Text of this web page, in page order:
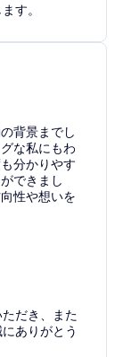
す。
背景までし
な私にもわ
分かりやす
できまし
性や想いを
だき、また
ありがとう